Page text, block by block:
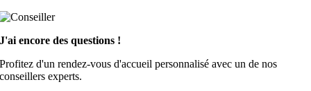
J'ai encore des questions !
Profitez d'un rendez-vous d'accueil personnalisé avec un de nos
conseillers experts.